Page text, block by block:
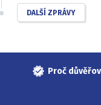
DALŠÍ ZPRÁVY
Proč